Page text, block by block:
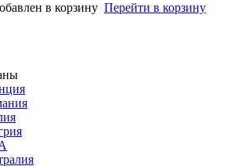
в корзину Перейти в корзину